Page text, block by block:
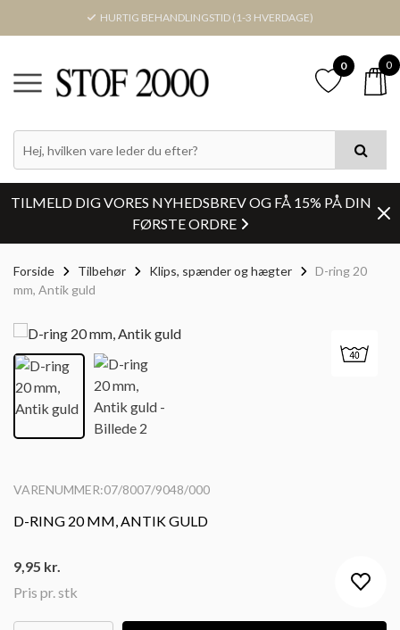
HURTIG BEHANDLINGSTID (1-3 HVERDAGE)
0 0
TILMELD DIG VORES NYHEDSBREV OG FÅ 15% PÅ DIN
FØRSTE ORDRE
Forside Tilbehør Klips, spænder og hægter
D-ring 20
mm, Antik guld
VARENUMMER:07/8007/9048/000
D-RING 20 MM, ANTIK GULD
Pris pr. stk
9,95 kr.